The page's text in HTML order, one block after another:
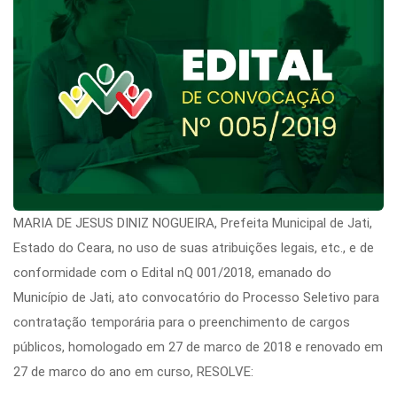
MARIA DE JESUS DINIZ NOGUEIRA, Prefeita Municipal de Jati,
Estado do Ceara, no uso de suas atribuições legais, etc., e de
conformidade com o Edital nQ 001/2018, emanado do
Município de Jati, ato convocatório do Processo Seletivo para
contratação temporária para o preenchimento de cargos
públicos, homologado em 27 de marco de 2018 e renovado em
27 de marco do ano em curso, RESOLVE: